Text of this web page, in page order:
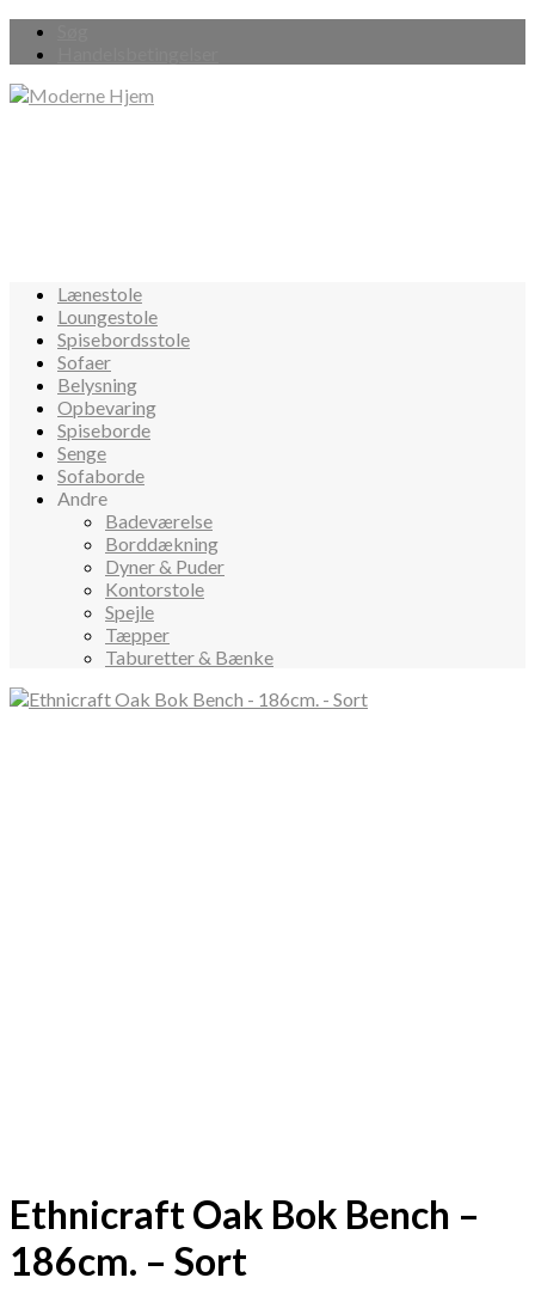
Lænestole
Loungestole
Spisebordsstole
Sofaer
Belysning
Opbevaring
Spiseborde
Senge
Sofaborde
Andre
Badeværelse
Borddækning
Dyner & Puder
Kontorstole
Spejle
Tæpper
Taburetter & Bænke
Ethnicraft Oak Bok Bench –
186cm. – Sort